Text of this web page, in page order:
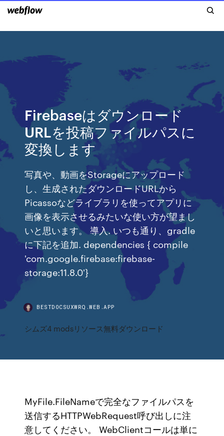
Firebaseはダウンロード
URLを投稿ファイルパスに
変換します
写真や、動画をStorageにアップロード
し、生成されたダウンロードURLから
Picassoなどライブラリを使ってアプリに
画像を表示させるみたいな使い方が望まし
いと思います。 導入. いつも通り、gradle
に下記を追加. dependencies { compile
'com.google.firebase:firebase-
storage:11.8.0'}
BESTDOCSUXWRQ.WEB.APP
シムズ4 modsリソース無料ダウンロード
MyFile.FileNameで完全なファイルパスを
送信するHTTPWebRequest呼び出しに注
意してください。 WebClientコールは単に